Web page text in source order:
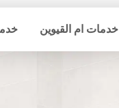
خدمات ام القيوين